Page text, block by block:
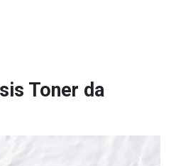
Toner da